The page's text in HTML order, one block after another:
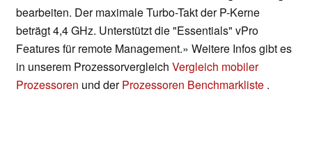
bearbeiten. Der maximale Turbo-Takt der P-Kerne
beträgt 4,4 GHz. Unterstützt die "Essentials" vPro
Features für remote Management.» Weitere Infos gibt es
in unserem Prozessorvergleich Vergleich mobiler
Prozessoren und derProzessoren Benchmarkliste .